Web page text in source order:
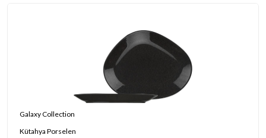
Galaxy Collection
Kütahya Porselen